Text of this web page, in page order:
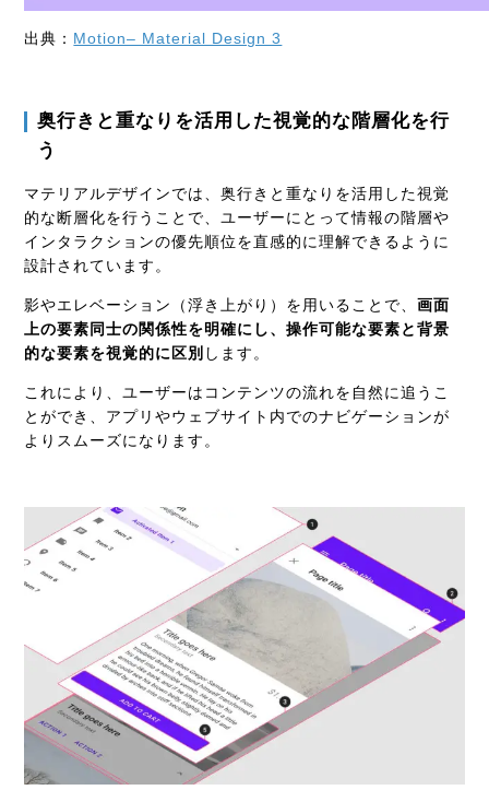
出典： Motion– Material Design 3
奥行きと重なりを活用した視覚的な階層化を行
う
マテリアルデザインでは、奥行きと重なりを活用した視覚
的な断層化を行うことで、ユーザーにとって情報の階層や
インタラクションの優先順位を直感的に理解できるように
設計されています。
影やエレベーション（浮き上がり）を用いることで、画面
上の要素同士の関係性を明確にし、操作可能な要素と背景
的な要素を視覚的に区別 します。
これにより、ユーザーはコンテンツの流れを自然に追うこ
とができ、アプリやウェブサイト内でのナビゲーションが
よりスムーズになります。